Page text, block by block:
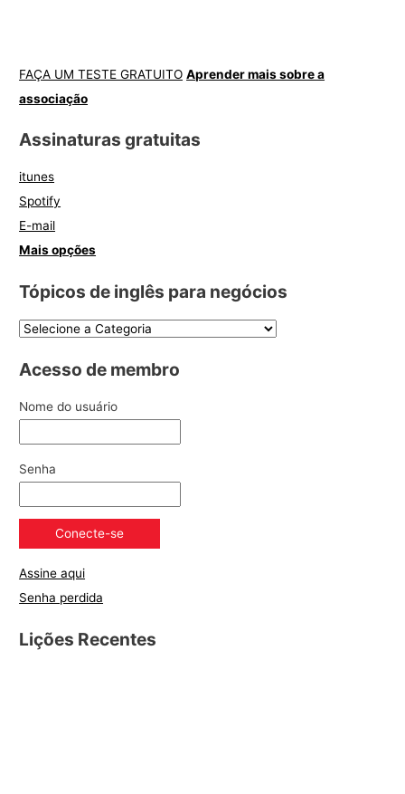
FAÇA UM TESTE GRATUITO Aprender mais sobre a
associação
Assinaturas gratuitas
itunes
Spotify
E-mail
Mais opções
Tópicos de inglês para negócios
Acesso de membro
Nome do usuário
Senha
Assine aqui
Senha perdida
Lições Recentes